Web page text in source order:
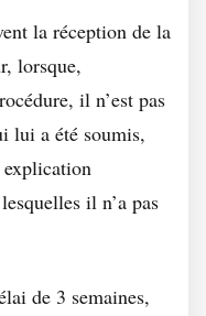
la réception de la
lorsque,
il n’est pas
lui a été soumis,
il n’a pas
de 3 semaines,